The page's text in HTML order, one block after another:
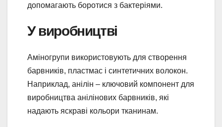
допомагають боротися з бактеріями.
У виробництві
Аміногрупи використовують для створення
барвників, пластмас і синтетичних волокон.
Наприклад, анілін – ключовий компонент для
виробництва анілінових барвників, які
надають яскраві кольори тканинам.